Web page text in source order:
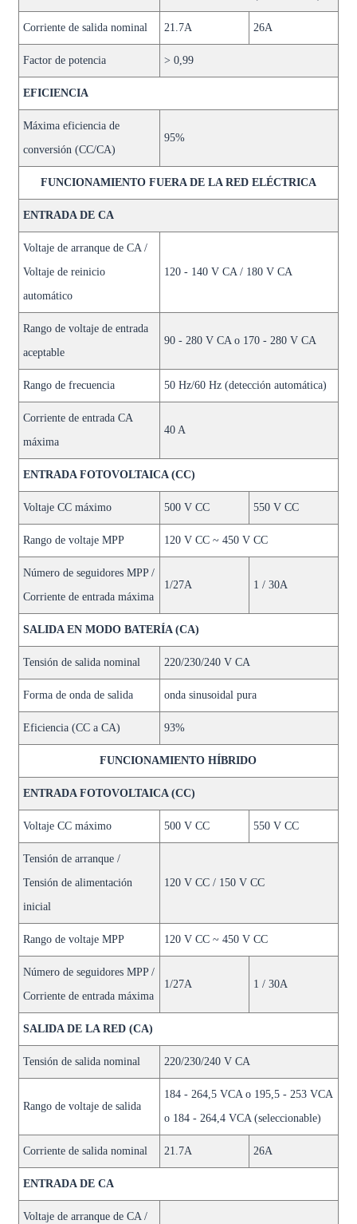
Corriente de salida nominal 21.7A 26A
Factor de potencia > 0,99
EFICIENCIA
Máxima eficiencia de
conversión (CC/CA)
95%
FUNCIONAMIENTO FUERA DE LA RED ELÉCTRICA
ENTRADA DE CA
Voltaje de arranque de CA /
Voltaje de reinicio
automático
120 - 140 V CA / 180 V CA
Rango de voltaje de entrada
aceptable
90 - 280 V CA o 170 - 280 V CA
Rango de frecuencia 50 Hz/60 Hz (detección automática)
Corriente de entrada CA
máxima
40 A
ENTRADA FOTOVOLTAICA (CC)
Voltaje CC máximo 500 V CC 550 V CC
Rango de voltaje MPP 120 V CC ~ 450 V CC
Número de seguidores MPP /
Corriente de entrada máxima
1/27A 1 / 30A
SALIDA EN MODO BATERÍA (CA)
Tensión de salida nominal 220/230/240 V CA
Forma de onda de salida onda sinusoidal pura
Eficiencia (CC a CA) 93%
FUNCIONAMIENTO HÍBRIDO
ENTRADA FOTOVOLTAICA (CC)
Voltaje CC máximo 500 V CC 550 V CC
Tensión de arranque /
Tensión de alimentación
inicial
120 V CC / 150 V CC
Rango de voltaje MPP 120 V CC ~ 450 V CC
Número de seguidores MPP /
Corriente de entrada máxima
1/27A 1 / 30A
SALIDA DE LA RED (CA)
Tensión de salida nominal 220/230/240 V CA
Rango de voltaje de salida
184 - 264,5 VCA o 195,5 - 253 VCA
o 184 - 264,4 VCA (seleccionable)
Corriente de salida nominal 21.7A 26A
ENTRADA DE CA
Voltaje de arranque de CA /